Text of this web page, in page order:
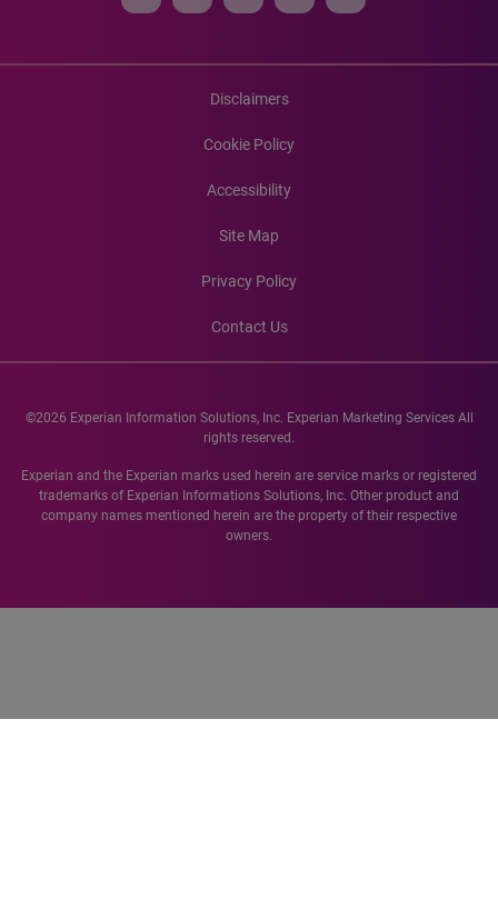
Disclaimers
Cookie Policy
Accessibility
Site Map
Privacy Policy
Contact Us
©2026 Experian Information Solutions, Inc. Experian Marketing Services All
rights reserved.
Experian and the Experian marks used herein are service marks or registered
trademarks of Experian Informations Solutions, Inc. Other product and
company names mentioned herein are the property of their respective
owners.